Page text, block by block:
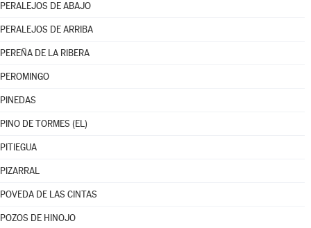
PERALEJOS DE ABAJO
PERALEJOS DE ARRIBA
PEREÑA DE LA RIBERA
PEROMINGO
PINEDAS
PINO DE TORMES (EL)
PITIEGUA
PIZARRAL
POVEDA DE LAS CINTAS
POZOS DE HINOJO